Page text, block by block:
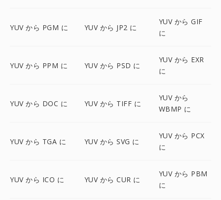
YUV から PGM に YUV から JP2 に
YUV から GIF
に
YUV から PPM に YUV から PSD に
YUV から EXR
に
YUV から DOC に YUV から TIFF に
YUV から
WBMP に
YUV から TGA に YUV から SVG に
YUV から PCX
に
YUV から ICO に YUV から CUR に
YUV から PBM
に